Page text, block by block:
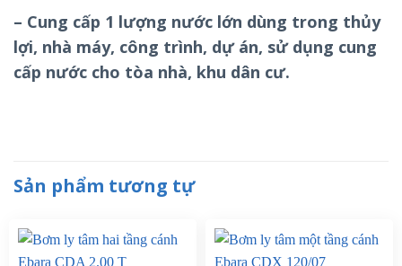
– Cung cấp 1 lượng nước lớn dùng trong thủy
lợi, nhà máy, công trình, dự án, sử dụng cung
cấp nước cho tòa nhà, khu dân cư.
Sản phẩm tương tự